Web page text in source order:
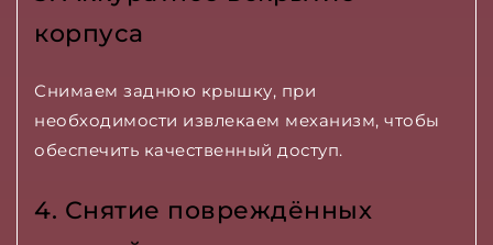
корпуса
Снимаем заднюю крышку, при
необходимости извлекаем механизм, чтобы
обеспечить качественный доступ.
4. Снятие повреждённых